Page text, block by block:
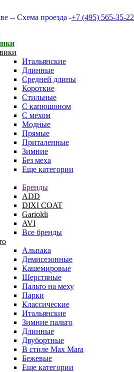
-- Схема проезда -+7 (495) 565-35-22
Итальянские
Длинные
Средней длины
Короткие
Стильные
С капюшоном
С мехом
Модные
Прямые
Приталенные
Зимние
Без меха
Еще категории
Бренды
ADD
DIXI COAT
Garioldi
AVI
Все бренды
Альпака
Демисезонные
Кашемировые
Шерстяные
Пальто на меху
Парки
Классические
Итальянские
Зимние пальто
Длинные
Двубортные
В стиле Max Mara
Бежевые
Еще категории